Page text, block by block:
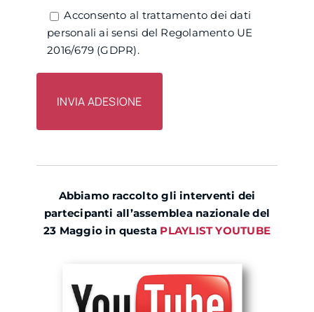
Acconsento al trattamento dei dati
personali ai sensi del Regolamento UE
2016/679 (GDPR).
Abbiamo raccolto gli interventi dei
partecipanti all’assemblea nazionale del
23 Maggio in questa PLAYLIST YOUTUBE